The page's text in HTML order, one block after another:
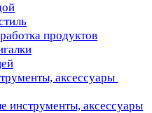
продуктов
аксессуары
инструменты, аксессуары